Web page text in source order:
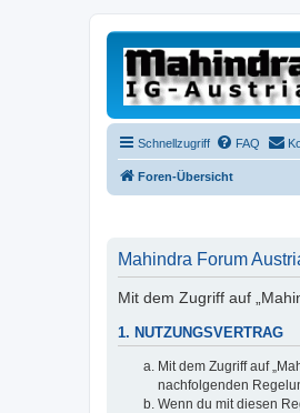
Schnellzugriff FAQ
Foren-Übersicht
Mahindra Forum
Mit dem Zugriff auf
1. NUTZUNGSVERTRAG
Mit dem Zugriff auf
nachfolgenden
Wenn du mit diesen